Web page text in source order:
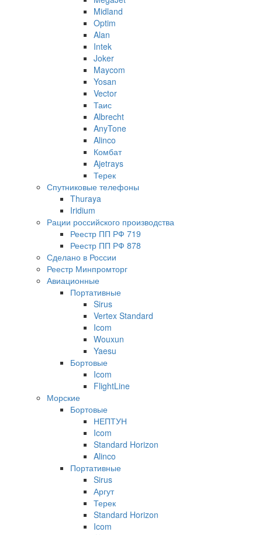
Midland
Optim
Alan
Intek
Joker
Maycom
Yosan
Vector
Таис
Albrecht
AnyTone
Alinco
Комбат
Ajetrays
Терек
Спутниковые телефоны
Thuraya
Iridium
Рации российского производства
Реестр ПП РФ 719
Реестр ПП РФ 878
Сделано в России
Реестр Минпромторг
Авиационные
Портативные
Sirus
Vertex Standard
Icom
Wouxun
Yaesu
Бортовые
Icom
FlightLine
Морские
Бортовые
НЕПТУН
Icom
Standard Horizon
Alinco
Портативные
Sirus
Аргут
Терек
Standard Horizon
Icom